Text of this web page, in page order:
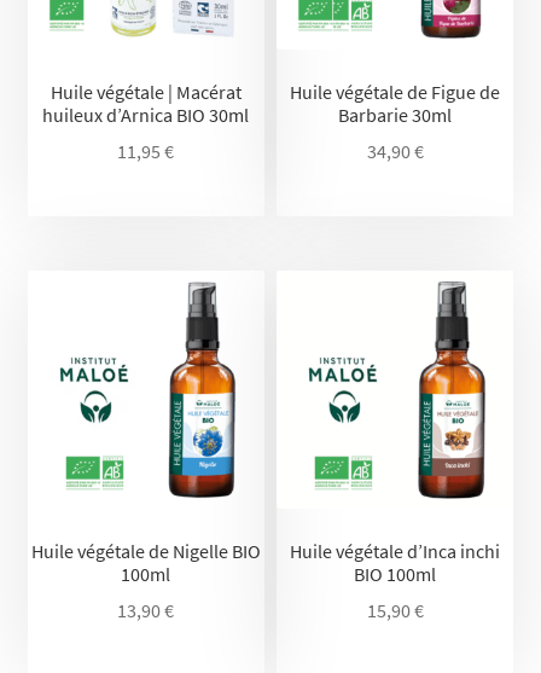
Huile végétale | Macérat
huileux d’Arnica BIO 30ml
11,95€
Huile végétale de Figue de
Barbarie 30ml
34,90€
Huile végétale de Nigelle BIO
100ml
13,90€
Huile végétale d’Inca inchi
BIO 100ml
15,90€